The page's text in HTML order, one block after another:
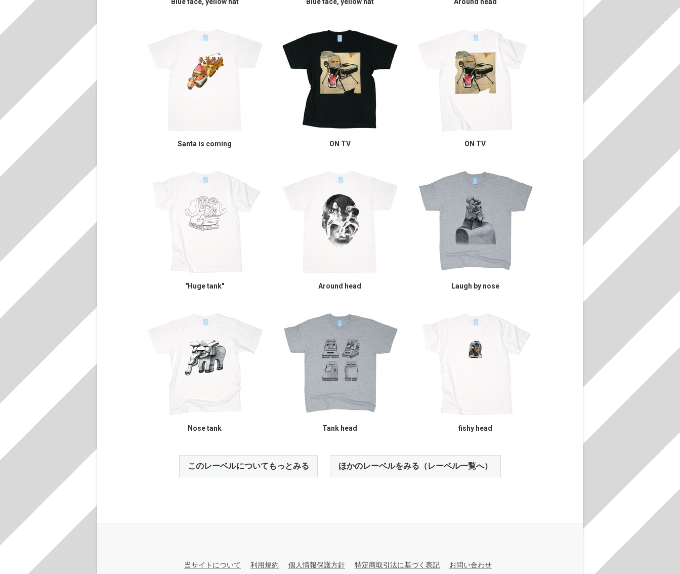
Blue face, yellow hat Blue face, yellow hat Around head
Santa is coming ON TV ON TV
"Huge tank" Around head Laugh by nose
Nose tank Tank head fishy head
このレーベルについてもっとみる ほかのレーベルをみる（レーベル一覧へ）
当サイトについて 利用規約 個人情報保護方針 特定商取引法に基づく表記 お問い合わせ